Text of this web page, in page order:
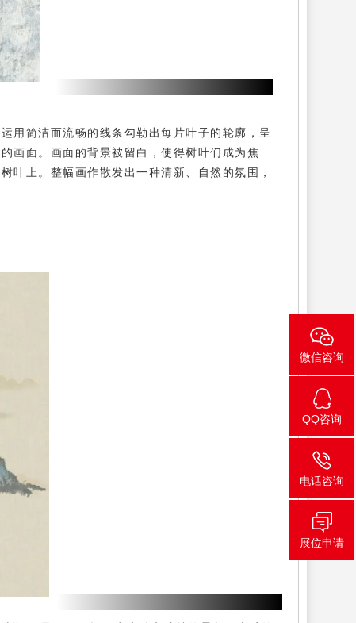
用简洁而流畅的线条勾勒出每片叶子的轮廓，呈
画面。画面的背景被留白，使得树叶们成为焦
叶上。整幅画作散发出一种清新、自然的氛围，
微信咨询
QQ咨询
电话咨询
展位申请